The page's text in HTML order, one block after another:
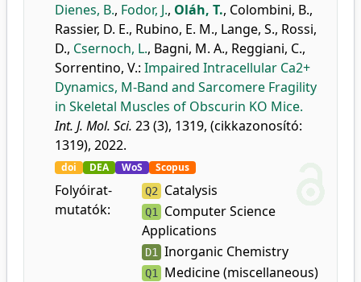
Dienes, B., Fodor, J., Oláh, T., Colombini, B.,
Rassier, D. E., Rubino, E. M., Lange, S., Rossi,
D., Csernoch, L., Bagni, M. A., Reggiani, C.,
Sorrentino, V.: Impaired Intracellular Ca2+
Dynamics, M-Band and Sarcomere Fragility
in Skeletal Muscles of Obscurin KO Mice.
Int. J. Mol. Sci. 23 (3), 1319, (cikkazonosító:
1319), 2022.
doi DEA WoS Scopus
Folyóirat-
mutatók:
Q2 Catalysis
Q1
Computer Science
Applications
D1 Inorganic Chemistry
Q1 Medicine (miscellaneous)